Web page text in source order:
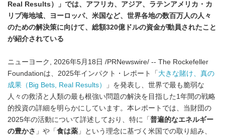
Real Results）」では、アフリカ、アジア、ラテンアメリカ・カ
リブ海地域、ヨーロッパ、米国など、世界各地の数百万人の人々
のための解決策に向けて、総額320億ドルの資金が動員されたこと
が紹介されている
ニューヨーク, 2026年5月18日 /PRNewswire/ -- The Rockefeller
Foundationは、2025年インパクト・レポート「 大きな賭け、真の
成果（Big Bets, Real Results）
」を発表し、世界で最も脆弱な
人々の救済と人類の最も根強い問題の解決を目指した1年間の戦略
的投資の詳細を明らかにしています。本レポートでは、当財団の
2025年の活動について詳述しており、特に「 普遍的なエネルギー
の豊かさ 」や「 食は薬 」という理念に基づく米国での取り組み、